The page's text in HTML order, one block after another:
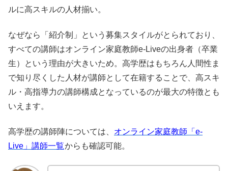
ルに高スキルの人材揃い。
なぜなら「紹介制」という募集スタイルがとられており、
すべての講師はオンライン家庭教師e-Liveの出身者（卒業
生）という理由が大きいため。高学歴はもちろん人間性ま
で知り尽くした人材が講師として在籍することで、高スキ
ル・高指導力の講師構成となっているのが最大の特徴とも
いえます。
高学歴の講師陣については、 オンライン家庭教師「e-
Live」講師一覧からも確認可能。